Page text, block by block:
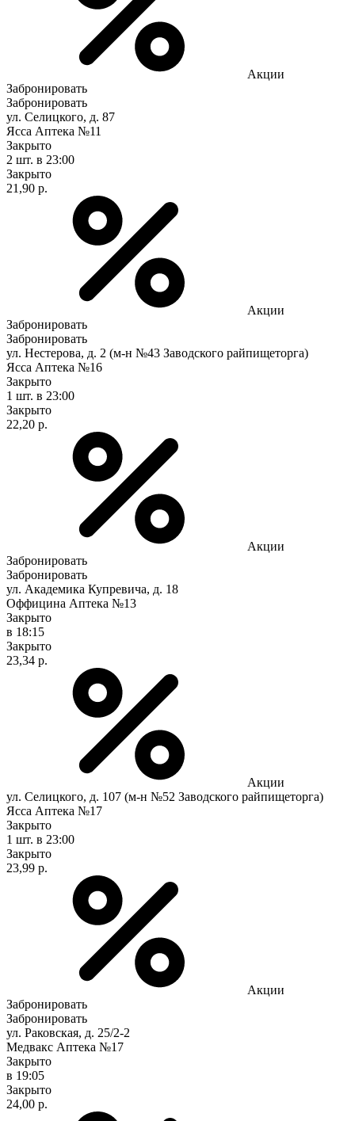
Акции
Забронировать
Забронировать
ул. Селицкого, д. 87
Ясса Аптека №11
Закрыто
2 шт. в 23:00
Закрыто
21,90 р.
Акции
Забронировать
Забронировать
ул. Нестерова, д. 2 (м-н №43 Заводского райпищеторга)
Ясса Аптека №16
Закрыто
1 шт. в 23:00
Закрыто
22,20 р.
Акции
Забронировать
Забронировать
ул. Академика Купревича, д. 18
Оффицина Аптека №13
Закрыто
в 18:15
Закрыто
23,34 р.
Акции
ул. Селицкого, д. 107 (м-н №52 Заводского райпищеторга)
Ясса Аптека №17
Закрыто
1 шт. в 23:00
Закрыто
23,99 р.
Акции
Забронировать
Забронировать
ул. Раковская, д. 25/2-2
Медвакс Аптека №17
Закрыто
в 19:05
Закрыто
24,00 р.